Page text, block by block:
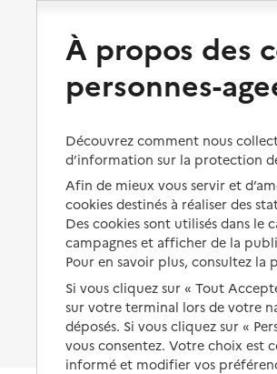
et droits
s'équiper
santé
Organiser à l'avance sa propre
protection
Les mesures de protection
Les obligations de la famille
À qui s’adresser ?
Les politiques du grand âge
Aides
Vivre
Être
Fin de
À propos des
personnes-
Découvrez comment nous
d’information sur la protection
Afin de mieux vous servir et
cookies destinés à réaliser des
Des cookies sont utilisés dans
campagnes et afficher de la
Pour en savoir plus, consultez
Si vous cliquez sur « Tout
sur votre terminal lors de votre
déposés. Si vous cliquez sur «
vous consentez. Votre choix est
informé et modifier vos